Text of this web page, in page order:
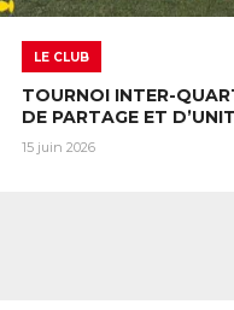
LE CLUB
TOURNOI INTER-
DE PARTAGE ET
15 juin 2026